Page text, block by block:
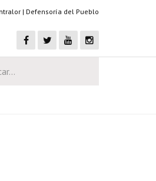
| Defensoría del Pueblo